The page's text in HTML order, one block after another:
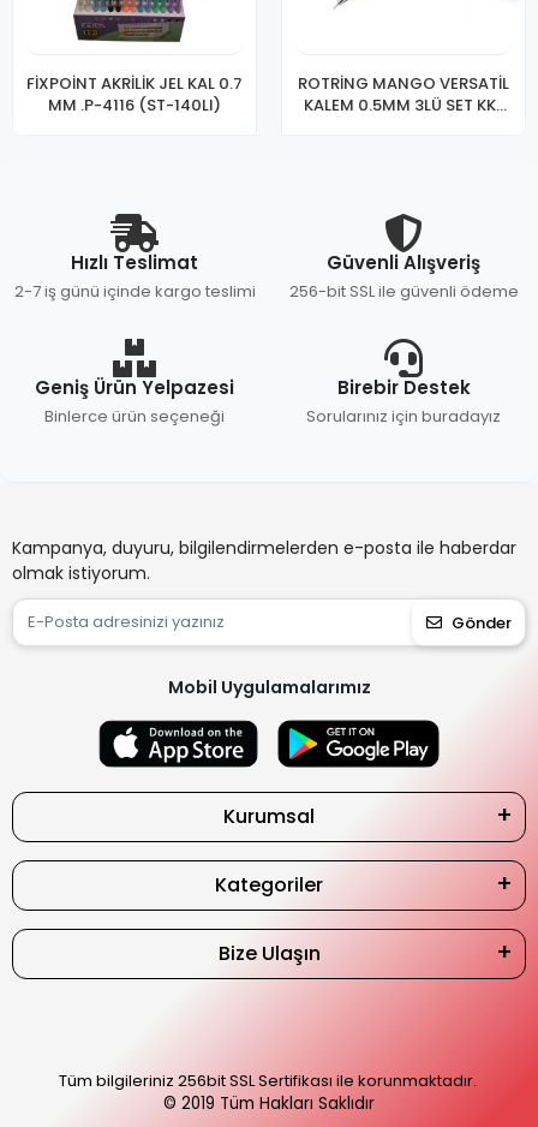
FİXPOİNT AKRİLİK JEL KAL 0.7
MM .P-4116 (ST-140LI)
ROTRİNG MANGO VERSATİL
KALEM 0.5MM 3LÜ SET KK-
Hızlı Teslimat
2-7 iş günü içinde kargo teslimi
Güvenli Alışveriş
256-bit SSL ile güvenli ödeme
Geniş Ürün Yelpazesi
Binlerce ürün seçeneği
Birebir Destek
Sorularınız için buradayız
Kampanya, duyuru, bilgilendirmelerden e-posta ile haberdar
olmak istiyorum.
Gönder
Mobil Uygulamalarımız
Kurumsal
Kategoriler
Bize Ulaşın
Tüm bilgileriniz 256bit SSL Sertifikası ile korunmaktadır.
© 2019 Tüm Hakları Saklıdır